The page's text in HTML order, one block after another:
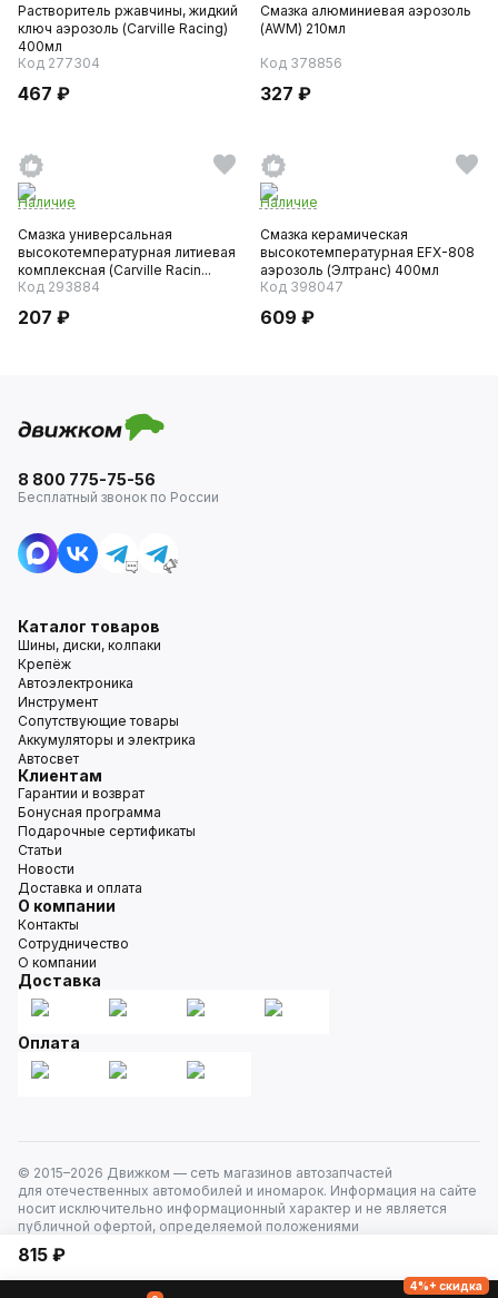
Растворитель ржавчины, жидкий
ключ аэрозоль (Carville Racing)
400мл
Код 277304
467 ₽
Смазка алюминиевая аэрозоль
(AWM) 210мл
Код 378856
327 ₽
Наличие
Смазка универсальная
высокотемпературная литиевая
комплексная (Carville Racin...
Код 293884
207 ₽
Наличие
Смазка керамическая
высокотемпературная EFX-808
аэрозоль (Элтранс) 400мл
Код 398047
609 ₽
815 ₽
8 800 775-75-56
Бесплатный звонок по России
Каталог товаров
Шины, диски, колпаки
Крепёж
Автоэлектроника
Инструмент
Сопутствующие товары
Аккумуляторы и электрика
Автосвет
Клиентам
Гарантии и возврат
Бонусная программа
Подарочные сертификаты
Статьи
Новости
Доставка и оплата
О компании
Контакты
Сотрудничество
О компании
Доставка
Оплата
© 2015–2026 Движком — сеть магазинов автозапчастей
для отечественных автомобилей и иномарок. Информация на сайте
носит исключительно информационный характер и не является
публичной офертой, определяемой положениями
4%+ скидка